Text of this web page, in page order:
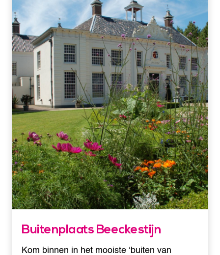
Buitenplaats Beeckestijn
Kom binnen in het mooiste ‘buiten van